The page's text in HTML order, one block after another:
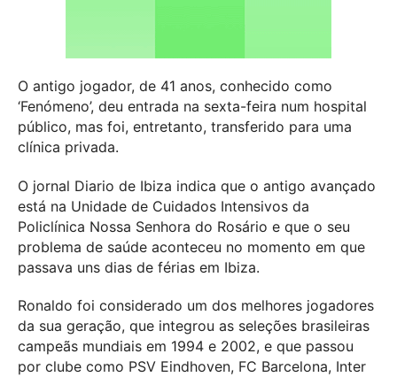
O antigo jogador, de 41 anos, conhecido como
‘Fenómeno’, deu entrada na sexta-feira num hospital
público, mas foi, entretanto, transferido para uma
clínica privada.
O jornal Diario de Ibiza indica que o antigo avançado
está na Unidade de Cuidados Intensivos da
Policlínica Nossa Senhora do Rosário e que o seu
problema de saúde aconteceu no momento em que
passava uns dias de férias em Ibiza.
Ronaldo foi considerado um dos melhores jogadores
da sua geração, que integrou as seleções brasileiras
campeãs mundiais em 1994 e 2002, e que passou
por clube como PSV Eindhoven, FC Barcelona, Inter